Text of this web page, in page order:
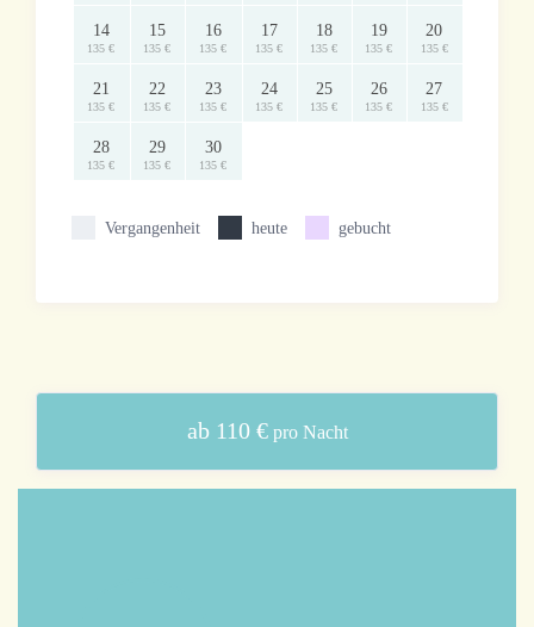
14
135 €
15
135 €
16
135 €
17
135 €
18
135 €
19
135 €
20
135 €
21
135 €
22
135 €
23
135 €
24
135 €
25
135 €
26
135 €
27
135 €
28
135 €
29
135 €
30
135 €
Vergangenheit heute gebucht
ab 110 €pro Nacht